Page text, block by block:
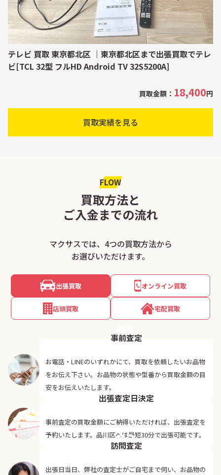
テレビ 買取 東京都北区 ｜東京都北区まで出張買取でテレ
ビ[TCL 32型 フルHD Android TV 32S5200A]
買取金額： 18,400円
買取実績を見る
FLOW
買取方法と
ご入金までの流れ
マクサスでは、4つの買取方法から
お選びいただけます。
出張買取 オンライン買取
店頭買取 宅配買取
01
事前査定
お電話・LINEのいずれかにて、買取を依頼したいお品物
をお伝え下さい。お品物の状態や型番から買取金額の目
安をお伝えいたします。
02
出張査定日決定
事前査定の買取金額にご納得いただければ、出張査定を
予約いたします。品川区へは最短30分で出張可能です。
03
訪問査定
出張日当日、弊社の査定士がご自宅まで伺い、お品物の